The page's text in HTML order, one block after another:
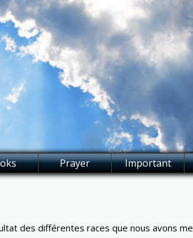
Prayer Important
des différentes races que nous avons